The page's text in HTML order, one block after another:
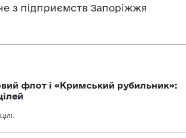
з підприємств Запоріжжя
флот і «Кримський рубильник»: